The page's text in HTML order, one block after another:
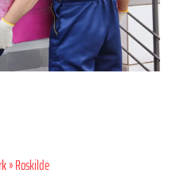
» Roskilde